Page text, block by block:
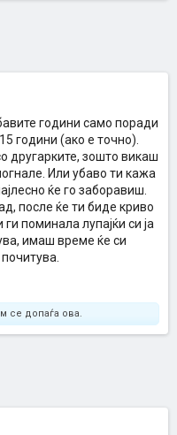
години само поради
години (ако е точно).
другарките, зошто викаш
Или убаво ти кажа
ќе го заборавиш.
после ќе ти биде криво
поминала лупајќи си ја
имаш време ќе си
се допаѓа ова.